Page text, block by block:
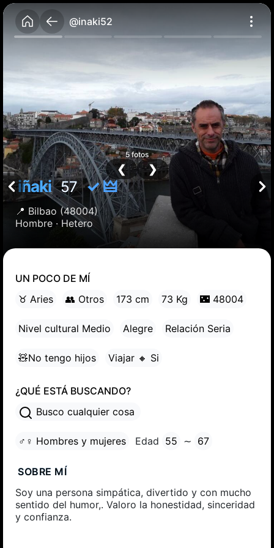
@inaki52
iñaki57✓ 🜲
📍 Bilbao (48004)
Hombre · Hetero
5 fotos
❮ ❯
UN POCO DE MÍ
♉ Aries
👥 Otros 173 cm 73 Kg 🌃 48004
Nivel cultural Medio Alegre Relación Seria
🧸No tengo hijos Viajar 🔸 Si
¿QUÉ ESTÁ BUSCANDO?
Busco cualquier cosa
♂♀ Hombres y mujeres Edad 55 ∼ 67
SOBRE MÍ
Soy una persona simpática, divertido y con mucho
sentido del humor,. Valoro la honestidad, sinceridad
y confianza.